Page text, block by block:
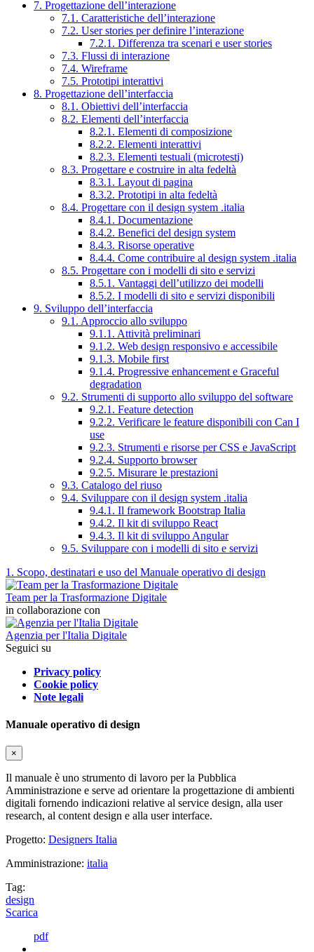
7. Progettazione dell’interazione
7.1. Caratteristiche dell’interazione
7.2. User stories per definire l’interazione
7.2.1. Differenza tra scenari e user stories
7.3. Flussi di interazione
7.4. Wireframe
7.5. Prototipi interattivi
8. Progettazione dell’interfaccia
8.1. Obiettivi dell’interfaccia
8.2. Elementi dell’interfaccia
8.2.1. Elementi di composizione
8.2.2. Elementi interattivi
8.2.3. Elementi testuali (microtesti)
8.3. Progettare e costruire in alta fedeltà
8.3.1. Layout di pagina
8.3.2. Prototipi in alta fedeltà
8.4. Progettare con il design system .italia
8.4.1. Documentazione
8.4.2. Benefici del design system
8.4.3. Risorse operative
8.4.4. Come contribuire al design system .italia
8.5. Progettare con i modelli di sito e servizi
8.5.1. Vantaggi dell’utilizzo dei modelli
8.5.2. I modelli di sito e servizi disponibili
9. Sviluppo dell’interfaccia
9.1. Approccio allo sviluppo
9.1.1. Attività preliminari
9.1.2. Web design responsivo e accessibile
9.1.3. Mobile first
9.1.4. Progressive enhancement e Graceful
degradation
9.2. Strumenti di supporto allo sviluppo del software
9.2.1. Feature detection
9.2.2. Verificare le feature disponibili con Can I
use
9.2.3. Strumenti e risorse per CSS e JavaScript
9.2.4. Supporto browser
9.2.5. Misurare le prestazioni
9.3. Catalogo del riuso
9.4. Sviluppare con il design system .italia
9.4.1. Il framework Bootstrap Italia
9.4.2. Il kit di sviluppo React
9.4.3. Il kit di sviluppo Angular
9.5. Sviluppare con i modelli di sito e servizi
1. Scopo, destinatari e uso del Manuale operativo di design
Team per la Trasformazione Digitale
in collaborazione con
Agenzia per l'Italia Digitale
Seguici su
Privacy policy
Cookie policy
Note legali
Manuale operativo di design
×
Il manuale è uno strumento di lavoro per la Pubblica
Amministrazione e serve ad orientare la progettazione di ambienti
digitali fornendo indicazioni relative al service design, alla user
research, al content design e alla user interface.
Progetto: Designers Italia
Amministrazione: italia
Tag:
design
Scarica
pdf